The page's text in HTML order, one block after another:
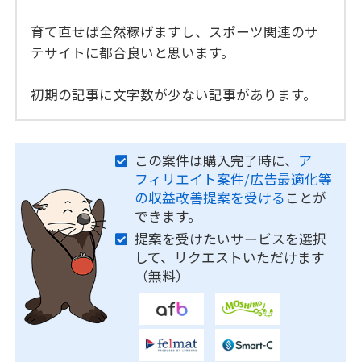
育て直せば全然稼げますし、スポーツ関連のサ
テサイトに都合良いと思います。
初期の記事に文字数が少ない記事があります。
この案件は購入完了時に、 ア
フィリエイト案件/広告最適化等
の収益改善提案を受ける ことが
できます。
提案を受けたいサービスを選択
して、リクエストいただけます
（無料）